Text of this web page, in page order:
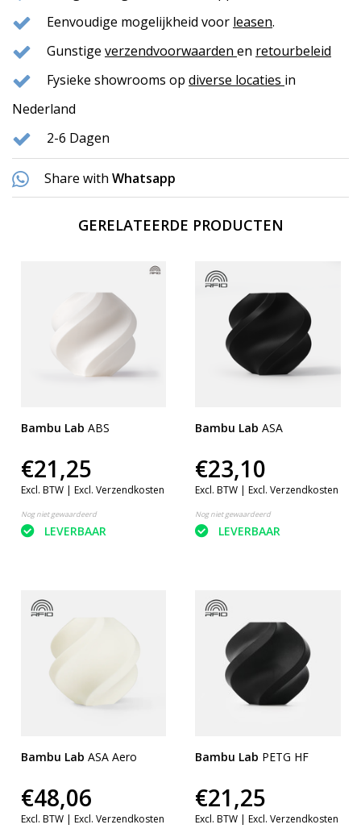
Eenvoudige mogelijkheid voor leasen.
Gunstige verzendvoorwaarden en retourbeleid
Fysieke showrooms op diverse locaties in
Nederland
2-6 Dagen
Share with Whatsapp
GERELATEERDE PRODUCTEN
Bambu Lab ABS
€21,25
Excl. BTW | Excl. Verzendkosten
Nog niet gewaardeerd
LEVERBAAR
Bambu Lab ASA
€23,10
Excl. BTW | Excl. Verzendkosten
Nog niet gewaardeerd
LEVERBAAR
Bambu Lab ASA Aero
€48,06
Excl. BTW | Excl. Verzendkosten
Bambu Lab PETG HF
€21,25
Excl. BTW | Excl. Verzendkosten